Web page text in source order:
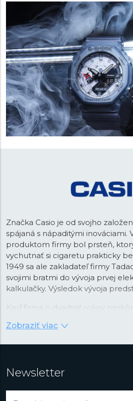
Značka Casio je od svojho
spájaná s nápaditými inováciami.
produktom firmy bol prsteň,
vychutnať si cigaretu prakticky
1949 sa ale zakladateľ firmy
svojimi bratmi do vývoja prvej
kalkulačky. Výsledok vývoja
Keď firma o dvadsať rokov neskôr
tom čase prechádzali revolúciou
pokročilej technológie
Zobraziť viac
Newsletter